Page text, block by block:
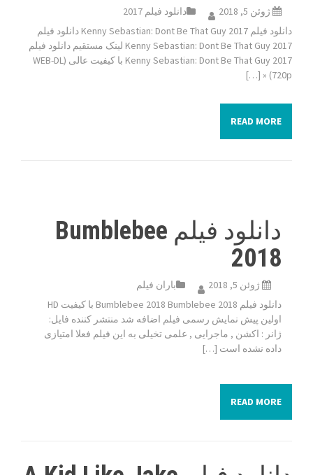
ژوئن 5, 2018
دانلود فیلم 2017
دانلود فیلم Kenny Sebastian: Dont Be That Guy 2017 دانلود فیلم
Kenny Sebastian: Dont Be That Guy 2017 لینک مستقیم دانلود فیلم
Kenny Sebastian: Dont Be That Guy 2017 با کیفیت عالی (WEB-DL
720p) « […]
READ MORE
دانلود فیلم Bumblebee
2018
ژوئن 5, 2018
باران فیلم
دانلود فیلم Bumblebee 2018 Bumblebee 2018 با کیفیت HD
اولین پیش نمایش رسمی فیلم اضافه شد منتشر کننده فایل:
ژانر : اکشن , ماجرایی , علمی تخیلی به این فیلم فعلا امتیازی
داده نشده است […]
READ MORE